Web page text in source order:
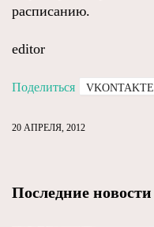
расписанию.
editor
Поделиться VKONTAKTE
20 АПРЕЛЯ, 2012
Последние новости